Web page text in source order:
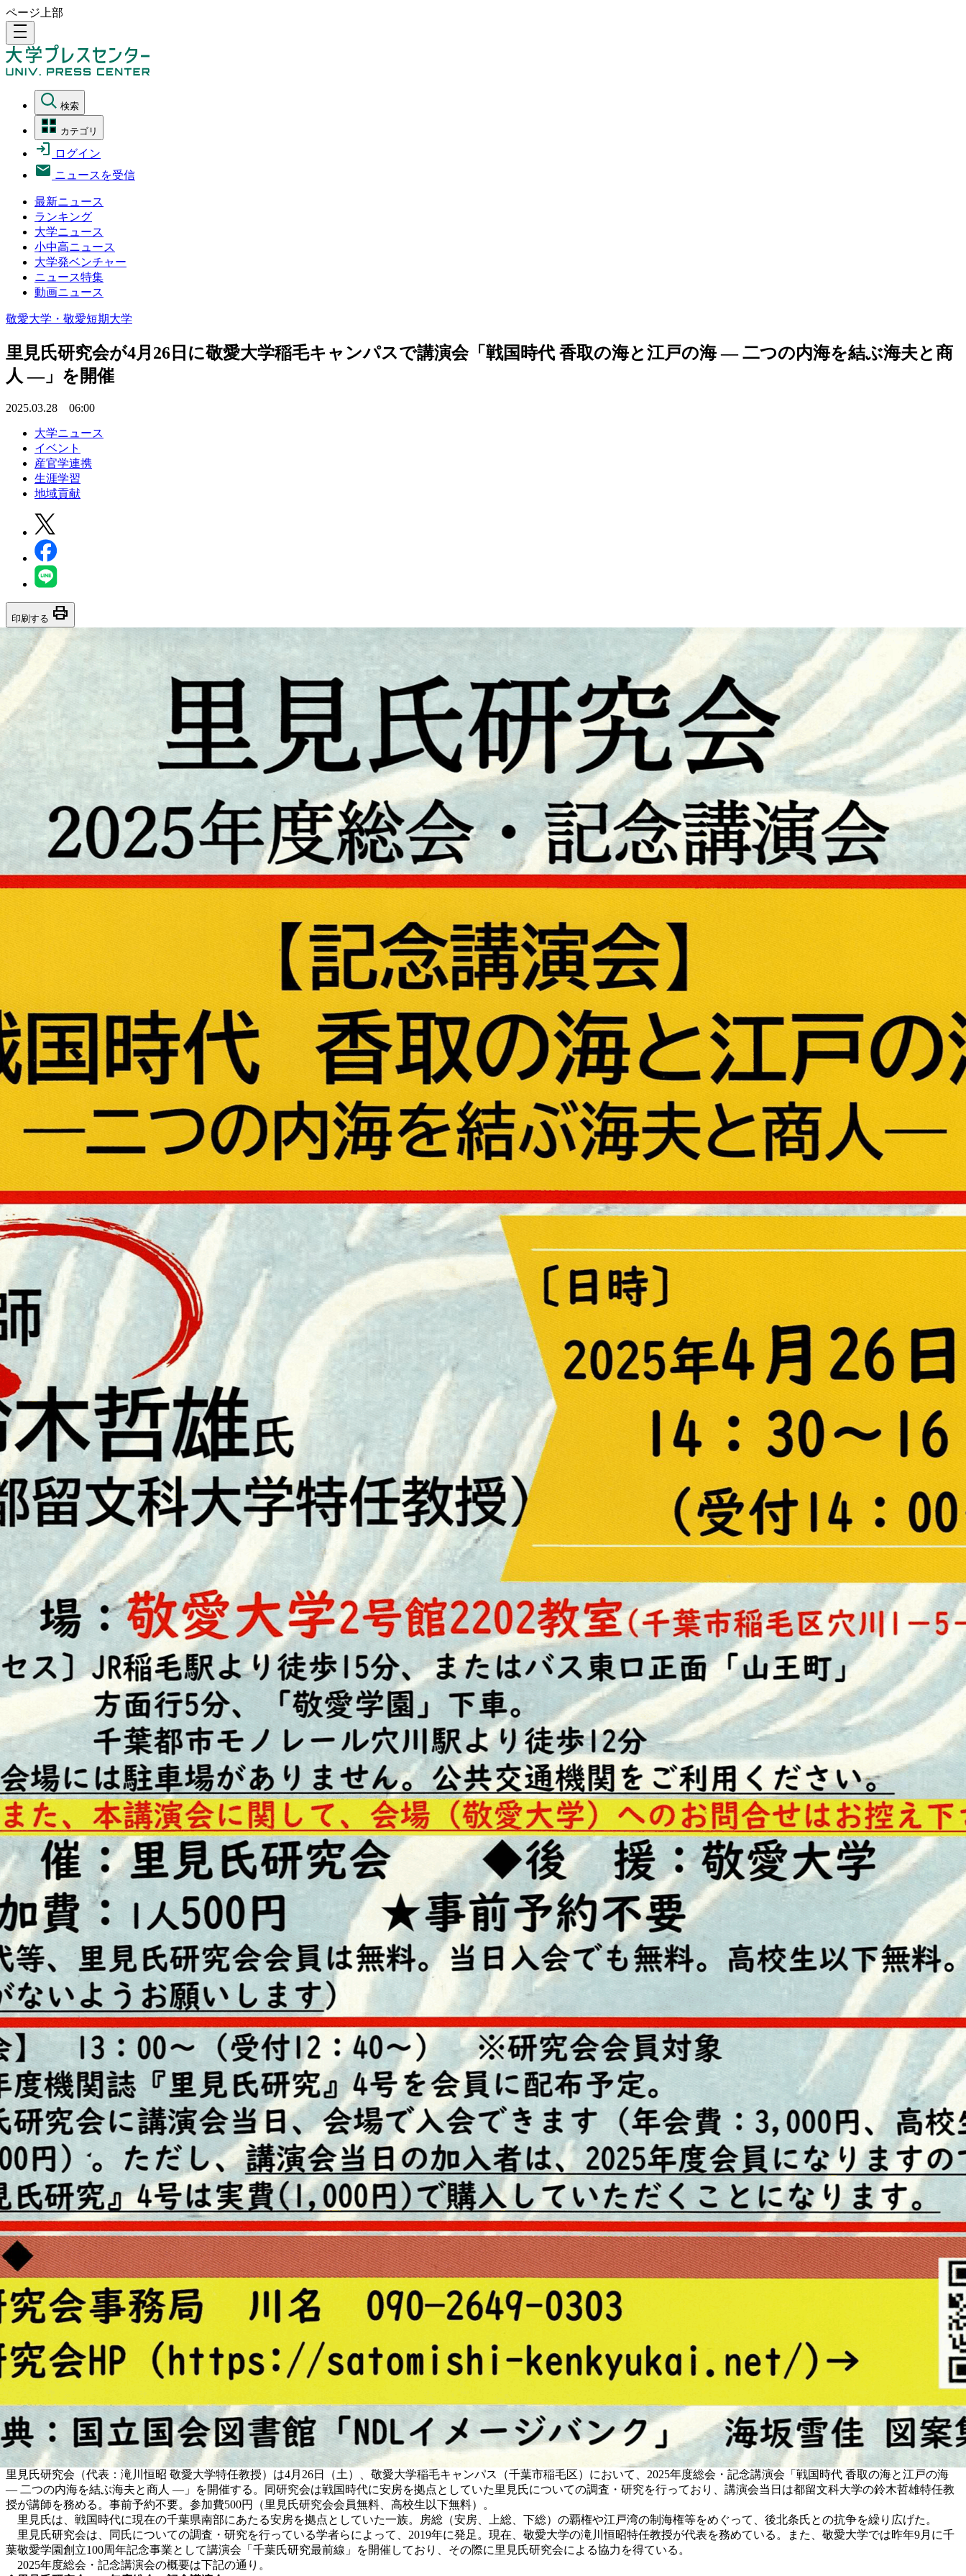
ページ上部
density_medium
検索
カテゴリ
ログイン
ニュースを受信
最新ニュース
ランキング
大学ニュース
小中高ニュース
大学発ベンチャー
ニュース特集
動画ニュース
敬愛大学・敬愛短期大学
里見氏研究会が4月26日に敬愛大学稲毛キャンパスで講演会「戦国時代 香取の海と江戸の海 ― 二つの内海を結ぶ海夫と商
人 ―」を開催
2025.03.28 06:00
大学ニュース
イベント
産官学連携
生涯学習
地域貢献
印刷する print
里見氏研究会（代表：滝川恒昭 敬愛大学特任教授）は4月26日（土）、敬愛大学稲毛キャンパス（千葉市稲毛区）において、2025年度総会・記念講演会「戦国時代 香取の海と江戸の海
― 二つの内海を結ぶ海夫と商人 ―」を開催する。同研究会は戦国時代に安房を拠点としていた里見氏についての調査・研究を行っており、講演会当日は都留文科大学の鈴木哲雄特任教
授が講師を務める。事前予約不要。参加費500円（里見氏研究会会員無料、高校生以下無料）。
里見氏は
戦国時代に現在の千葉県南部にあたる安房を拠点としていた一族。房総（安房、上総、下総）の覇権や江戸湾の制海権等をめぐって、後北条氏との抗争を繰り広げた。
里見氏研究会は、同氏についての調査・研究を行っている学者らによって、2019年に発足。現在、敬愛大学の滝川恒昭特任教授が代表を務めている。また、敬愛大学では昨年9月に千
葉敬愛学園創立100周年記念事業として講演会「千葉氏研究最前線」を開催しており、その際に里見氏研究会による協力を得ている。
2025年度総会・記念講演会の概要は下記の通り。